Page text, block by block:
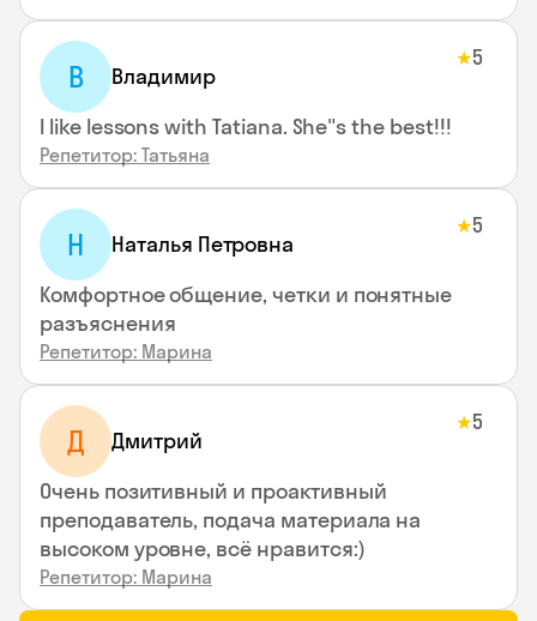
В Владимир
★5
I like lessons with Tatiana. She"s the best!!!
Репетитор: Татьяна
Н Наталья Петровна
★5
Комфортное общение, четки и понятные
разъяснения
Репетитор: Марина
Д Дмитрий
★5
Очень позитивный и проактивный
преподаватель, подача материала на
высоком уровне, всё нравится:)
Репетитор: Марина